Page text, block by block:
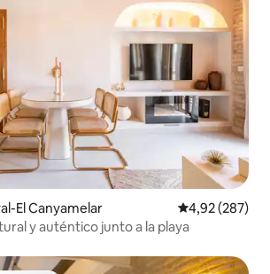
El Canyamelar Calificación
4,92 (287)
y auténtico junto a la playa